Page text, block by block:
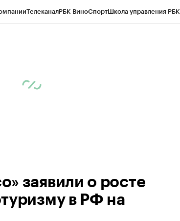
ТелеканалРБК ВиноСпортШкола управления РБК
заявили о росте
в РФ на